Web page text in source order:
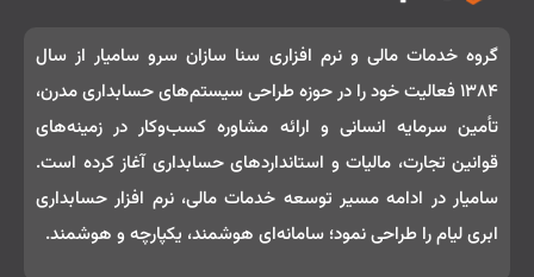
گروه خدمات مالی و نرم‌ افزاری سنا سازان سرو سامیار از سال
۱۳۸۴ فعالیت خود را در حوزه طراحی سیستم‌های حسابداری مدرن،
تأمین سرمایه انسانی و ارائه مشاوره کسب‌وکار در زمینه‌های
قوانین تجارت، مالیات و استانداردهای حسابداری آغاز کرده است.
سامیار در ادامه مسیر توسعه خدمات مالی، نرم‌ افزار حسابداری
ابری لیام را طراحی نمود؛ سامانه‌ای هوشمند، یکپارچه و هوشمند.